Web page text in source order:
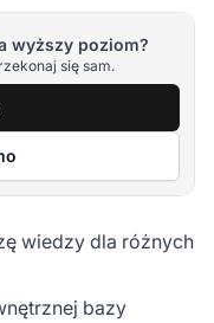
wyższy poziom?
się sam.
wiedzy dla różnych
bazy